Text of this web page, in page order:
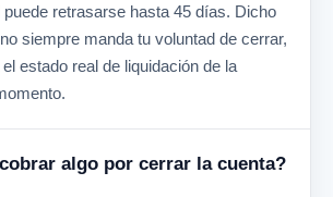
retrasarse hasta 45 días. Dicho
siempre manda tu voluntad de cerrar,
estado real de liquidación de la
algo por cerrar la cuenta?